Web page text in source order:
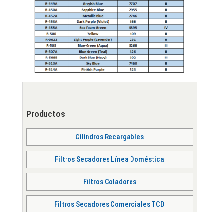
Productos
Cilindros Recargables
Filtros Secadores Línea Doméstica
Filtros Coladores
Filtros Secadores Comerciales TCD